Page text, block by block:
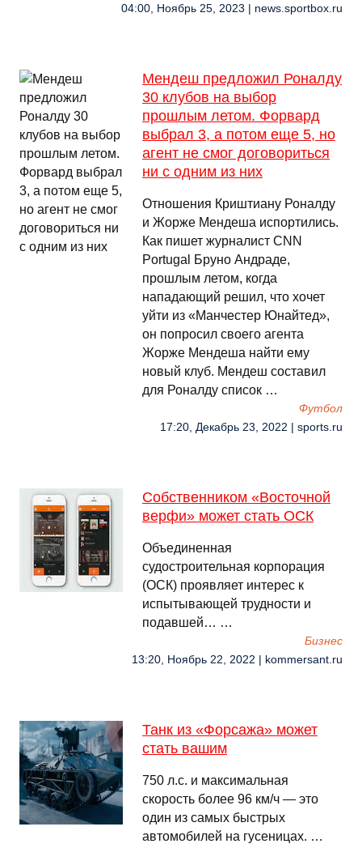
04:00, Ноябрь 25, 2023 | news.sportbox.ru
Мендеш предложил Роналду
30 клубов на выбор
прошлым летом. Форвард
выбрал 3, а потом еще 5, но
агент не смог договориться
ни с одним из них
Отношения Криштиану Роналду
и Жорже Мендеша испортились.
Как пишет журналист CNN
Portugal Бруно Андраде,
прошлым летом, когда
нападающий решил, что хочет
уйти из «Манчестер Юнайтед»,
он попросил своего агента
Жорже Мендеша найти ему
новый клуб. Мендеш составил
для Роналду список …
Футбол
17:20, Декабрь 23, 2022 | sports.ru
Собственником «Восточной
верфи» может стать ОСК
Объединенная
судостроительная корпорация
(ОСК) проявляет интерес к
испытывающей трудности и
подавшей… …
Бизнес
13:20, Ноябрь 22, 2022 | kommersant.ru
Танк из «Форсажа» может
стать вашим
750 л.с. и максимальная
скорость более 96 км/ч — это
один из самых быстрых
автомобилей на гусеницах. …